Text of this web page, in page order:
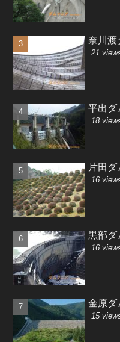
奈川渡
21
平出ダ
18
片田ダ
16
黒部ダ
16
金原ダ
15